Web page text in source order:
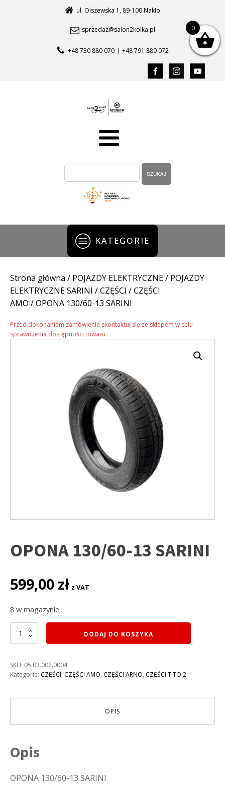
ul. Olszewska 1, 89-100 Nakło
sprzedaz@salon2kolka.pl
+48 730 880 070 | +48 791 880 072
KATEGORIE
Strona główna / POJAZDY ELEKTRYCZNE/ POJAZDY
ELEKTRYCZNE SARINI /CZĘŚCI /CZĘŚCI
AMO / OPONA 130/60-13 SARINI
Przed dokonaniem zamówienia skontaktuj się ze sklepem w celu
sprawdzenia dostępności towaru
OPONA 130/60-13 SARINI
599,00 zł z VAT
8 w magazynie
ilość
OPONA
SARINI
DODAJ DO KOSZYKA
SKU: 05.03.002.0004
Kategorie: CZĘŚCI, CZĘŚCI AMO, CZĘŚCI ARNO, CZĘŚCI TITO 2
OPIS
Opis
OPONA 130/60-13 SARINI
0